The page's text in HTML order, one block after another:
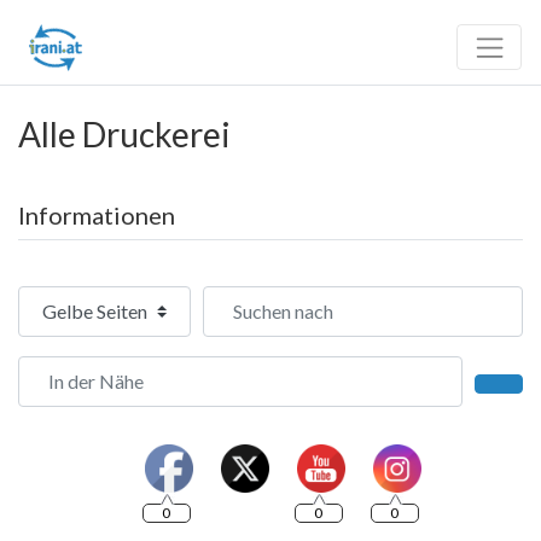
Alle Druckerei
Informationen
Suchtyp auswählen Suchen nach
In der Nähe
0 0 0